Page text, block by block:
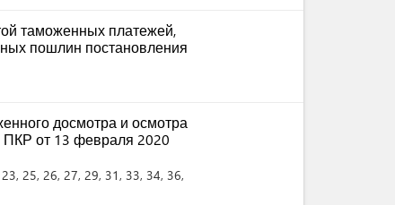
таможенных платежей,
пошлин постановления
досмотра и осмотра
ПКР от 13 февраля 2020
, 25, 26, 27, 29, 31, 33, 34, 36,